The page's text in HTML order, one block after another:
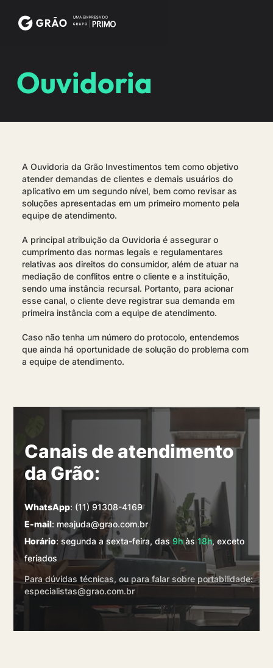
Ouvidoria
A Ouvidoria da Grão Investimentos tem como objetivo
atender demandas de clientes e demais usuários do
aplicativo em um segundo nível, bem como revisar as
soluções apresentadas em um primeiro momento pela
equipe de atendimento.
A principal atribuição da Ouvidoria é assegurar o
cumprimento das normas legais e regulamentares
relativas aos direitos do consumidor, além de atuar na
mediação de conflitos entre o cliente e a instituição,
sendo uma instância recursal. Portanto, para acionar
esse canal, o cliente deve registrar sua demanda em
primeira instância com a equipe de atendimento.
Caso não tenha um número do protocolo, entendemos
que ainda há oportunidade de solução do problema com
a equipe de atendimento.
Canais de atendimento
da Grão:
WhatsApp: (11) 91308-4169
E-mail: meajuda@grao.com.br
Horário: segunda a sexta-feira, das9hàs18h, exceto
feriados
Para dúvidas técnicas, ou para falar sobre portabilidade:
especialistas@grao.com.br